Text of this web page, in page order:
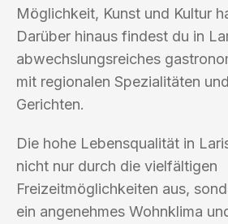
Möglichkeit, Kunst und Kultur
Darüber hinaus findest du in
abwechslungsreiches
mit regionalen Spezialitäten
Gerichten.
Die hohe Lebensqualität in
nicht nur durch die vielfältigen
Freizeitmöglichkeiten aus,
ein angenehmes Wohnklima